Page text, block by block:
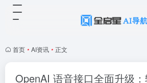
首页 • AI资讯 • 正文
OpenAI 语音接口全面升级